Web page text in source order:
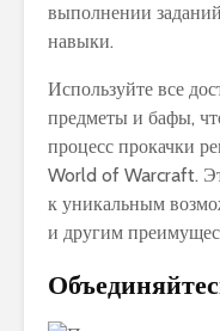
выполнении
навыки.
Используйте все
предметы и бафы,
процесс прокачки
World of Warcraft.
к уникальным
и другим